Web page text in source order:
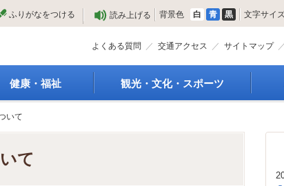
ふりがなをつける 読み上げる 背景色 白 青 黒 文字サイ
よくある質問 交通アクセス サイトマップ
健康・福祉
医療
観光・文化・スポーツ
商
届
いて
て